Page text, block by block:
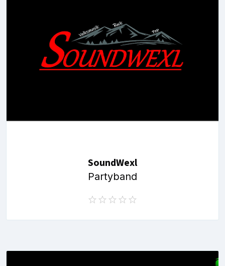
SoundWexl
Partyband